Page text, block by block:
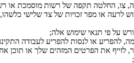
צו, החלטה תקפה של רשות מוסמכת או
לרעה או מפר זכויות של צד שלישי
על פי תנאי שימוש אלה;
להפריע או לנסות להפריע לעבודה
לזייף את הפרטים המזהים שלך או תוכן